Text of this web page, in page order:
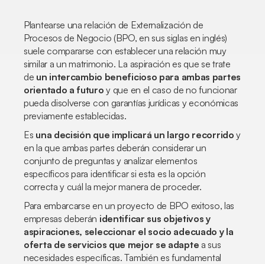
Plantearse una relación de Externalización de
Procesos de Negocio (BPO, en sus siglas en inglés)
suele compararse con establecer una relación muy
similar a un matrimonio. La aspiración es que se trate
de un intercambio beneficioso para ambas partes
orientado a futuro y que en el caso de no funcionar
pueda disolverse con garantías jurídicas y económicas
previamente establecidas.
Es una decisión que implicará un largo recorrido y
en la que ambas partes deberán considerar un
conjunto de preguntas y analizar elementos
específicos para identificar si esta es la opción
correcta y cuál la mejor manera de proceder.
Para embarcarse en un proyecto de BPO exitoso, las
empresas deberán identificar sus objetivos y
aspiraciones, seleccionar el socio adecuado y la
oferta de servicios que mejor se adapte a sus
necesidades específicas. También es fundamental